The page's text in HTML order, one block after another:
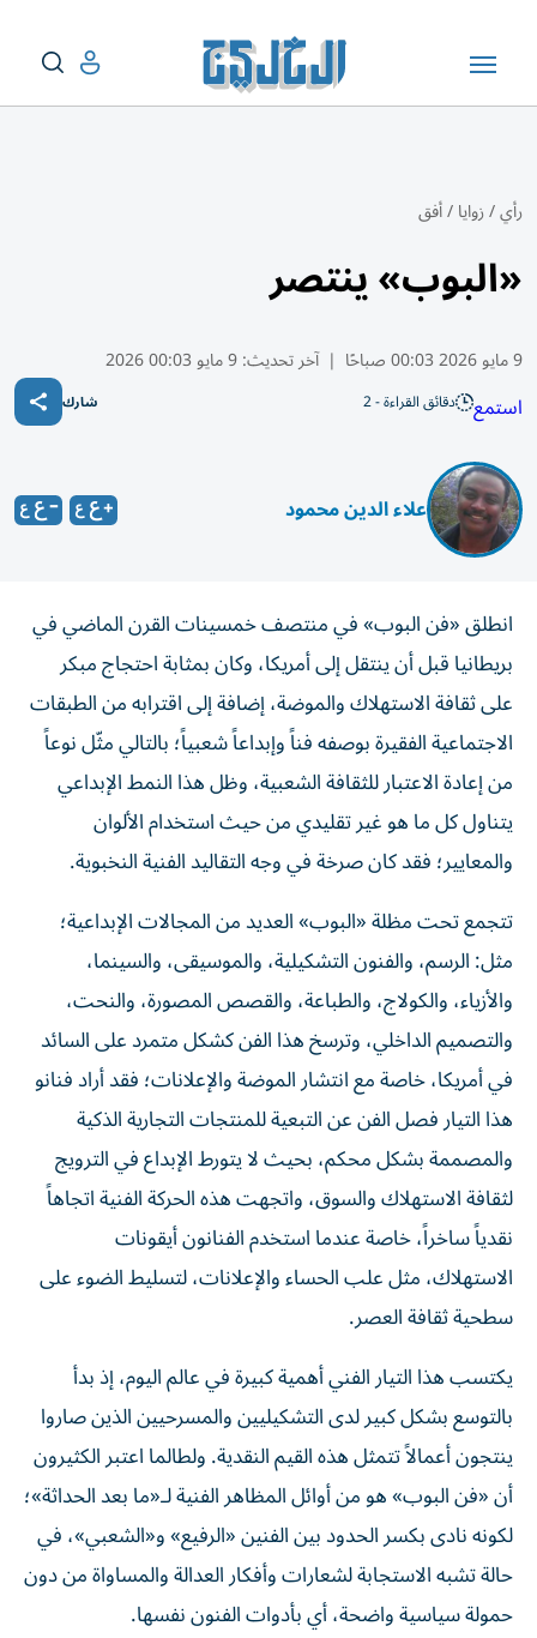
رأي/زوايا/أفق
«البوب» ينتصر
9 مايو 2026 00:03 صباحًا | آخر تحديث:9 مايو 00:03 2026
استمع دقائق القراءة - 2 شارك
علاء الدين محمود
انطلق «فن البوب» في منتصف خمسينات القرن الماضي في
بريطانيا قبل أن ينتقل إلى أمريكا، وكان بمثابة احتجاج مبكر
على ثقافة الاستهلاك والموضة، إضافة إلى اقترابه من الطبقات
الاجتماعية الفقيرة بوصفه فناً وإبداعاً شعبياً؛ بالتالي مثّل نوعاً
من إعادة الاعتبار للثقافة الشعبية، وظل هذا النمط الإبداعي
يتناول كل ما هو غير تقليدي من حيث استخدام الألوان
والمعايير؛ فقد كان صرخة في وجه التقاليد الفنية النخبوية.
تتجمع تحت مظلة «البوب» العديد من المجالات الإبداعية؛
مثل: الرسم، والفنون التشكيلية، والموسيقى، والسينما،
والأزياء، والكولاج، والطباعة، والقصص المصورة، والنحت،
والتصميم الداخلي، وترسخ هذا الفن كشكل متمرد على السائد
في أمريكا، خاصة مع انتشار الموضة والإعلانات؛ فقد أراد فنانو
هذا التيار فصل الفن عن التبعية للمنتجات التجارية الذكية
والمصممة بشكل محكم، بحيث لا يتورط الإبداع في الترويج
لثقافة الاستهلاك والسوق، واتجهت هذه الحركة الفنية اتجاهاً
نقدياً ساخراً، خاصة عندما استخدم الفنانون أيقونات
الاستهلاك، مثل علب الحساء والإعلانات، لتسليط الضوء على
سطحية ثقافة العصر.
يكتسب هذا التيار الفني أهمية كبيرة في عالم اليوم، إذ بدأ
بالتوسع بشكل كبير لدى التشكيليين والمسرحيين الذين صاروا
ينتجون أعمالاً تتمثل هذه القيم النقدية. ولطالما اعتبر الكثيرون
أن «فن البوب» هو من أوائل المظاهر الفنية لـ«ما بعد الحداثة»؛
لكونه نادى بكسر الحدود بين الفنين «الرفيع» و«الشعبي»، في
حالة تشبه الاستجابة لشعارات وأفكار العدالة والمساواة من دون
حمولة سياسية واضحة، أي بأدوات الفنون نفسها.